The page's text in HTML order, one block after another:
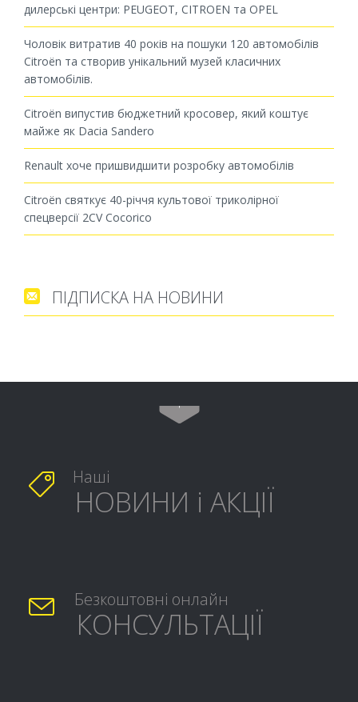
дилерські центри: PEUGEOT, CITROEN та OPEL
Чоловік витратив 40 років на пошуки 120 автомобілів
Citroën та створив унікальний музей класичних
автомобілів.
Citroën випустив бюджетний кросовер, який коштує
майже як Dacia Sandero
Renault хоче пришвидшити розробку автомобілів
Citroën святкує 40-річчя культової триколірної
спецверсії 2CV Cocorico
 ПІДПИСКА НА НОВИНИ
 Наші
НОВИНИ і АКЦІЇ
 Безкоштовні онлайн
КОНСУЛЬТАЦІЇ